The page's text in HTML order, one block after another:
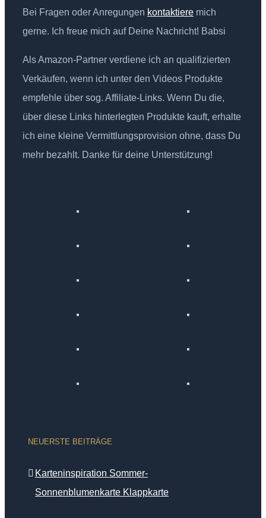
Bei Fragen oder Anregungen kontaktiere mich
gerne. Ich freue mich auf Deine Nachricht! Babsi
Als Amazon-Partner verdiene ich an qualifizierten
Verkäufen, wenn ich unter den Videos Produkte
empfehle über sog. Affiliate-Links. Wenn Du die,
über diese Links hinterlegten Produkte kauft, erhalte
ich eine kleine Vermittlungsprovision ohne, dass Du
mehr bezahlt. Danke für deine Unterstützung!
NEUERSTE BEITRÄGE
Karteninspiration Sommer-
Sonnenblumenkarte Klappkarte